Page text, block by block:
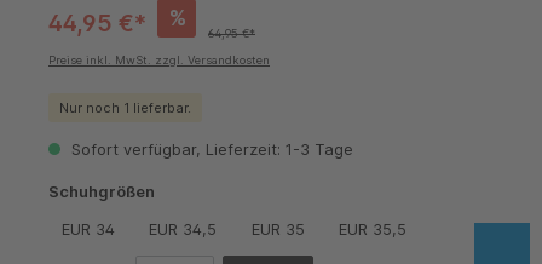
44,95 €* %
64,95 €*
Preise inkl. MwSt. zzgl. Versandkosten
Nur noch 1 lieferbar.
Sofort verfügbar, Lieferzeit: 1-3 Tage
Schuhgrößen
EUR 34 EUR 34,5 EUR 35 EUR 35,5